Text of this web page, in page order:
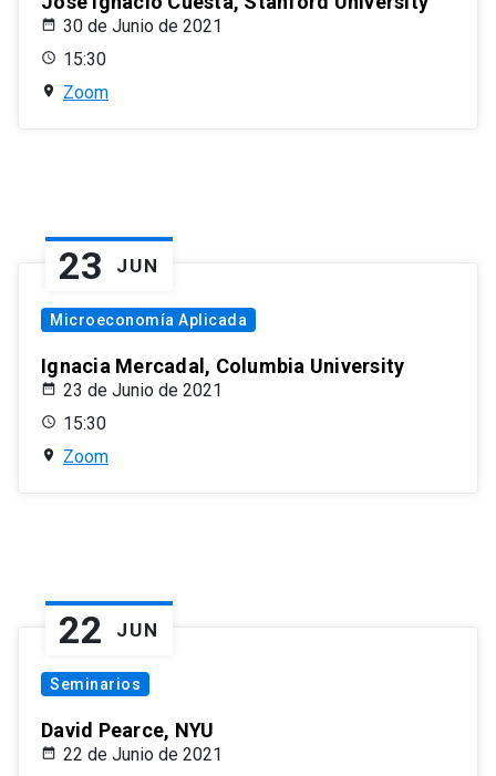
30 de Junio de 2021
15:30
Zoom
23 JUN
Microeconomía Aplicada
Ignacia Mercadal, Columbia University
23 de Junio de 2021
15:30
Zoom
22 JUN
Seminarios
David Pearce, NYU
22 de Junio de 2021